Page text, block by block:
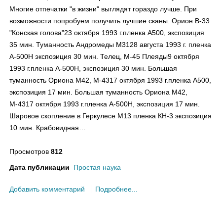
Многие отпечатки "в жизни" выглядят гораздо лучше. При
возможности попробуем получить лучшие сканы. Орион В-33
"Конская голова"23 октября 1993 г.пленка А500, экспозиция
35 мин. Туманность Андромеды М3128 августа 1993 г. пленка
А-500Н экспозиция 30 мин. Телец, М-45 Плеяды9 октября
1993 г.пленка А-500Н, экспозиция 30 мин. Большая
туманность Ориона М42, М-4317 октября 1993 г.пленка А500,
экспозиция 17 мин. Большая туманность Ориона М42,
М-4317 октября 1993 г.пленка А-500Н, экспозиция 17 мин.
Шаровое скопление в Геркулесе М13 пленка КН-3 экспозиция
10 мин. Крабовидная…
Просмотров 812
Дата публикации
Простая наука
Добавить комментарий Подробнее...